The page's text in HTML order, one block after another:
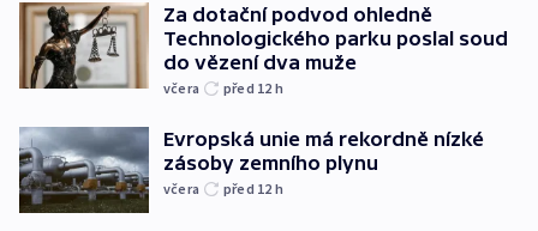
Za dotační podvod ohledně
Technologického parku poslal soud
do vězení dva muže
včera před 12 h
Evropská unie má rekordně nízké
zásoby zemního plynu
včera před 12 h